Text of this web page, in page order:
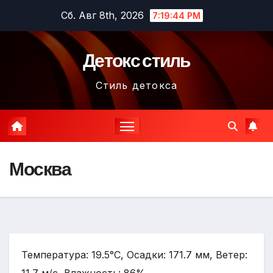
содержимому
Сб. Авг 8th, 2026 7:19:45 PM
Детокс стиль
Стиль детокса
Москва
Температура: 19.5°C, Осадки: 171.7 мм, Ветер: